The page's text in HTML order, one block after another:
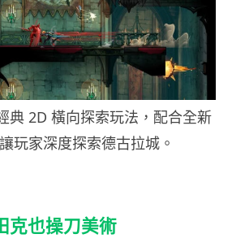
典 2D 橫向探索玩法，配合全新
玩家深度探索德古拉城。
克也操刀美術